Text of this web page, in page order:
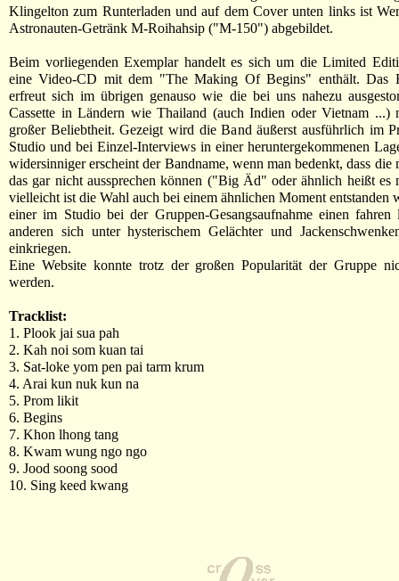
Klingelton zum Runterladen und auf dem Cover unten links ist
Astronauten-Getränk M-Roihahsip ("M-150") abgebildet.
Beim vorliegenden Exemplar handelt es sich um die Limited
eine Video-CD mit dem "The Making Of Begins" enthält. Das
erfreut sich im übrigen genauso wie die bei uns nahezu
Cassette in Ländern wie Thailand (auch Indien oder Vietnam ...)
großer Beliebtheit. Gezeigt wird die Band äußerst ausführlich im
Studio und bei Einzel-Interviews in einer heruntergekommenen
widersinniger erscheint der Bandname, wenn man bedenkt, dass die
das gar nicht aussprechen können ("Big Äd" oder ähnlich heißt es
vielleicht ist die Wahl auch bei einem ähnlichen Moment entstanden
einer im Studio bei der Gruppen-Gesangsaufnahme einen fahren
anderen sich unter hysterischem Gelächter und
einkriegen.
Eine Website konnte trotz der großen Popularität der Gruppe
werden.
Tracklist:
1. Plook jai sua pah
2. Kah noi som kuan tai
3. Sat-loke yom pen pai tarm krum
4. Arai kun nuk kun na
5. Prom likit
6. Begins
7. Khon lhong tang
8. Kwam wung ngo ngo
9. Jood soong sood
10. Sing keed kwang